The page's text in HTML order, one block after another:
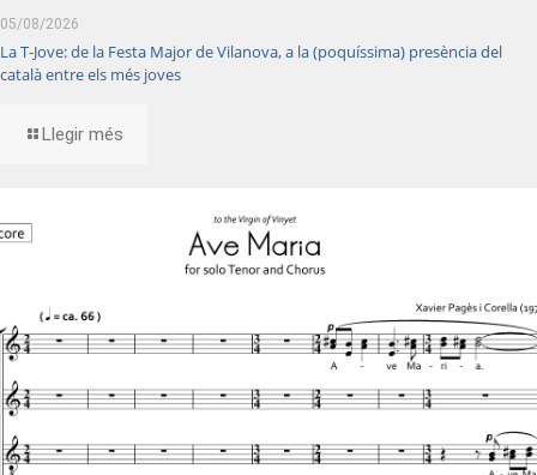
05/08/2026
La T-Jove: de la Festa Major de Vilanova, a la (poquíssima) presència del
català entre els més joves
Llegir més